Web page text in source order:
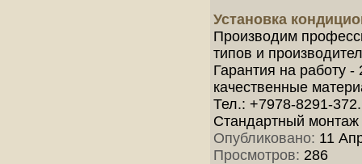
Установка
Производим
типов и
Гарантия на работу
качественные
Тел.: +7978-8291-372.
Стандартный
Опубликовано: 11
Просмотров: 286